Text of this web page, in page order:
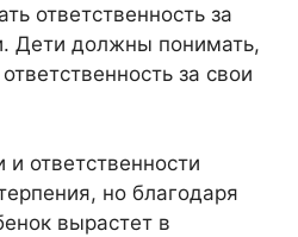
ответственность за
Дети должны понимать,
за свои
и ответственности
но благодаря
вырастет в